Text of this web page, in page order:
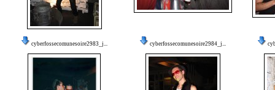
cyberfossecomunesoire2983_j... cyberfossecomunesoire2984_j...